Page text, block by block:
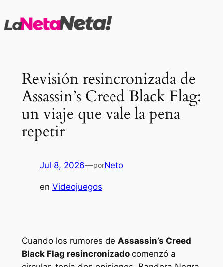
al
Revisión resincronizada de
Assassin’s Creed Black Flag:
un viaje que vale la pena
repetir
Jul 8, 2026—porNeto
en Videojuegos
Cuando los rumores de Assassin’s Creed
Black Flag resincronizado comenzó a